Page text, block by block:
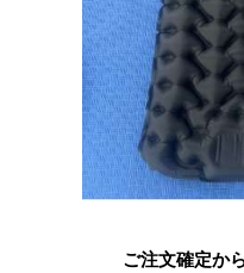
ご注文確定か